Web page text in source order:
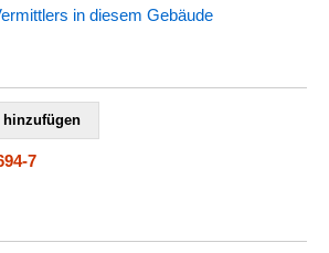
in diesem Gebäude
7